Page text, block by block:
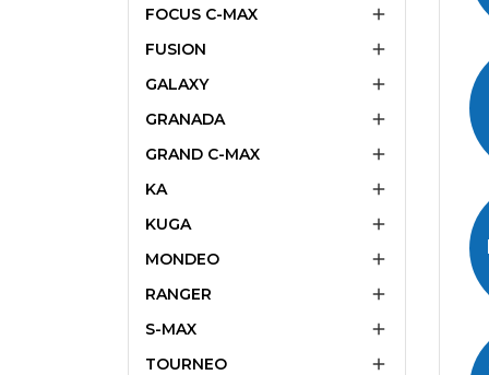
FOCUS C-MAX

FUSION

GALAXY

GRANADA

GRAND C-MAX

KA

KUGA

MONDEO

RANGER

S-MAX

TOURNEO
